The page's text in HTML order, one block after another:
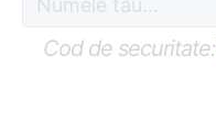
Cod de securitate: